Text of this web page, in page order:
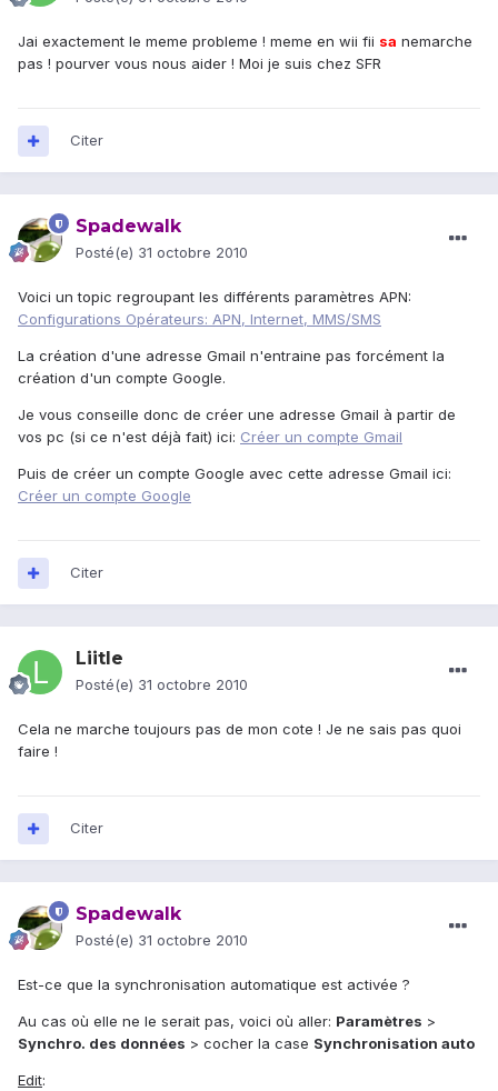
Jai exactement le meme probleme ! meme en wii fii sa nemarche
pas ! pourver vous nous aider ! Moi je suis chez SFR
Citer
Spadewalk
Posté(e) 31 octobre 2010
Voici un topic regroupant les différents paramètres APN:
Configurations Opérateurs: APN, Internet, MMS/SMS
La création d'une adresse Gmail n'entraine pas forcément la
création d'un compte Google.
Je vous conseille donc de créer une adresse Gmail à partir de
vos pc (si ce n'est déjà fait) ici: Créer un compte Gmail
Puis de créer un compte Google avec cette adresse Gmail ici:
Créer un compte Google
Citer
Liitle
Posté(e) 31 octobre 2010
Cela ne marche toujours pas de mon cote ! Je ne sais pas quoi
faire !
Citer
Spadewalk
Posté(e) 31 octobre 2010
Est-ce que la synchronisation automatique est activée ?
Au cas où elle ne le serait pas, voici où aller: Paramètres >
Synchro. des données > cocher la case Synchronisation auto
Edit: